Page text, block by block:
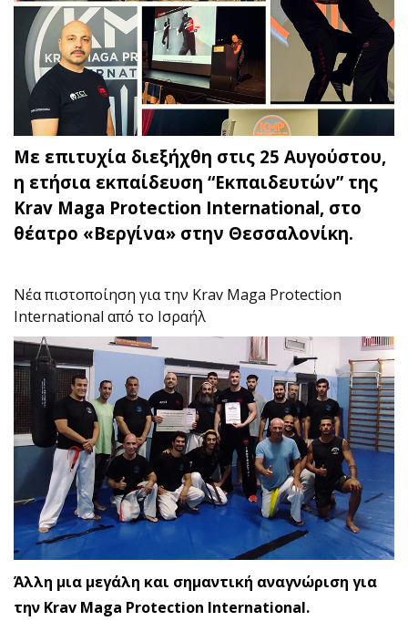
Με επιτυχία διεξήχθη στις 25 Αυγούστου,
η ετήσια εκπαίδευση “Εκπαιδευτών” της
Krav Maga Protection International, στο
θέατρο «Βεργίνα» στην Θεσσαλονίκη.
Νέα πιστοποίηση για την Krav Maga Protection
International από το Ισραήλ
Άλλη μια μεγάλη και σημαντική αναγνώριση για
την Krav Maga Protection International.